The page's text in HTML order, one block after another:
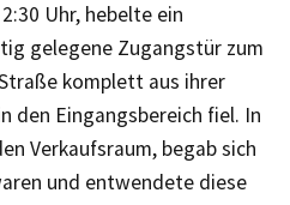
Uhr, hebelte ein
gelegene Zugangstür zum
komplett aus ihrer
den Eingangsbereich fiel. In
Verkaufsraum, begab sich
und entwendete diese